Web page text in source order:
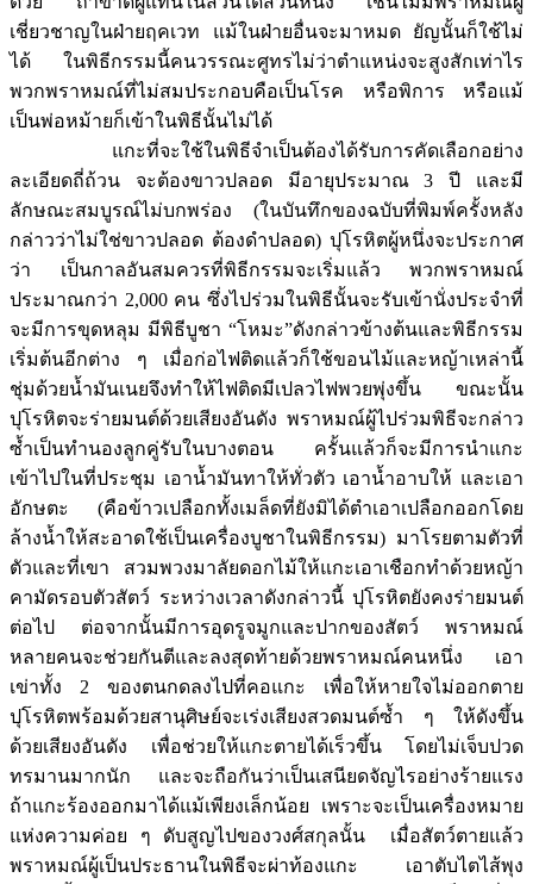
เชี่ยวชาญในฝ่ายฤคเวท แม้ในฝ่ายอื่นจะมาหมด ยัญนั้นก็ใช้ไม่
ได้ ในพิธีกรรมนี้คนวรรณะศูทรไม่ว่าตำแหน่งจะสูงสักเท่าไร
พวกพราหมณ์ที่ไม่สมประกอบคือเป็นโรค หรือพิการ หรือแม้
เป็นพ่อหม้ายก็เข้าในพิธีนั้นไม่ได้
แกะที่จะใช้ในพิธีจำเป็นต้องได้รับการคัดเลือกอย่าง
ละเอียดถี่ถ้วน จะต้องขาวปลอด มีอายุประมาณ 3 ปี และมี
ลักษณะสมบูรณ์ไม่บกพร่อง (ในบันทึกของฉบับที่พิมพ์ครั้งหลัง
กล่าวว่าไม่ใช่ขาวปลอด ต้องดำปลอด) ปุโรหิตผู้หนึ่งจะประกาศ
ว่า เป็นกาลอันสมควรที่พิธีกรรมจะเริ่มแล้ว พวกพราหมณ์
ประมาณกว่า 2,000 คน ซึ่งไปร่วมในพิธีนั้นจะรับเข้านั่งประจำที่
จะมีการขุดหลุม มีพิธีบูชา “โหมะ”ดังกล่าวข้างต้นและพิธีกรรม
เริ่มต้นอีกต่าง ๆ เมื่อก่อไฟติดแล้วก็ใช้ขอนไม้และหญ้าเหล่านี้
ชุ่มด้วยน้ำมันเนยจึงทำให้ไฟติดมีเปลวไฟพวยพุ่งขึ้น ขณะนั้น
ปุโรหิตจะร่ายมนต์ด้วยเสียงอันดัง พราหมณ์ผู้ไปร่วมพิธีจะกล่าว
ซ้ำเป็นทำนองลูกคู่รับในบางตอน ครั้นแล้วก็จะมีการนำแกะ
เข้าไปในที่ประชุม เอาน้ำมันทาให้ทั่วตัว เอาน้ำอาบให้ และเอา
อักษตะ (คือข้าวเปลือกทั้งเมล็ดที่ยังมิได้ตำเอาเปลือกออกโดย
ล้างน้ำให้สะอาดใช้เป็นเครื่องบูชาในพิธีกรรม) มาโรยตามตัวที่
ตัวและที่เขา สวมพวงมาลัยดอกไม้ให้แกะเอาเชือกทำด้วยหญ้า
คามัดรอบตัวสัตว์ ระหว่างเวลาดังกล่าวนี้ ปุโรหิตยังคงร่ายมนต์
ต่อไป ต่อจากนั้นมีการอุดรูจมูกและปากของสัตว์ พราหมณ์
หลายคนจะช่วยกันตีและลงสุดท้ายด้วยพราหมณ์คนหนึ่ง เอา
เข่าทั้ง 2 ของตนกดลงไปที่คอแกะ เพื่อให้หายใจไม่ออกตาย
ปุโรหิตพร้อมด้วยสานุศิษย์จะเร่งเสียงสวดมนต์ซ้ำ ๆ ให้ดังขึ้น
ด้วยเสียงอันดัง เพื่อช่วยให้แกะตายได้เร็วขึ้น โดยไม่เจ็บปวด
ทรมานมากนัก และจะถือกันว่าเป็นเสนียดจัญไรอย่างร้ายแรง
ถ้าแกะร้องออกมาได้แม้เพียงเล็กน้อย เพราะจะเป็นเครื่องหมาย
แห่งความค่อย ๆ ดับสูญไปของวงศ์สกุลนั้น เมื่อสัตว์ตายแล้ว
พราหมณ์ผู้เป็นประธานในพิธีจะผ่าท้องแกะ เอาตับไตไส้พุง